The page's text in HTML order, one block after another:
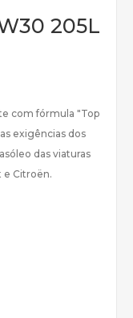
205L
com fórmula "Top
exigências dos
das viaturas
e Citroën.